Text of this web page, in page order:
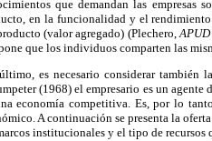
que demandan las empresas
en la funcionalidad y el rendimiento
(valor agregado) (Plechero,APUD
que los individuos comparten las
es necesario considerar también
(1968) el empresario es un
economía competitiva. Es, por lo
A continuación se presenta la
institucionales y el tipo de recursos